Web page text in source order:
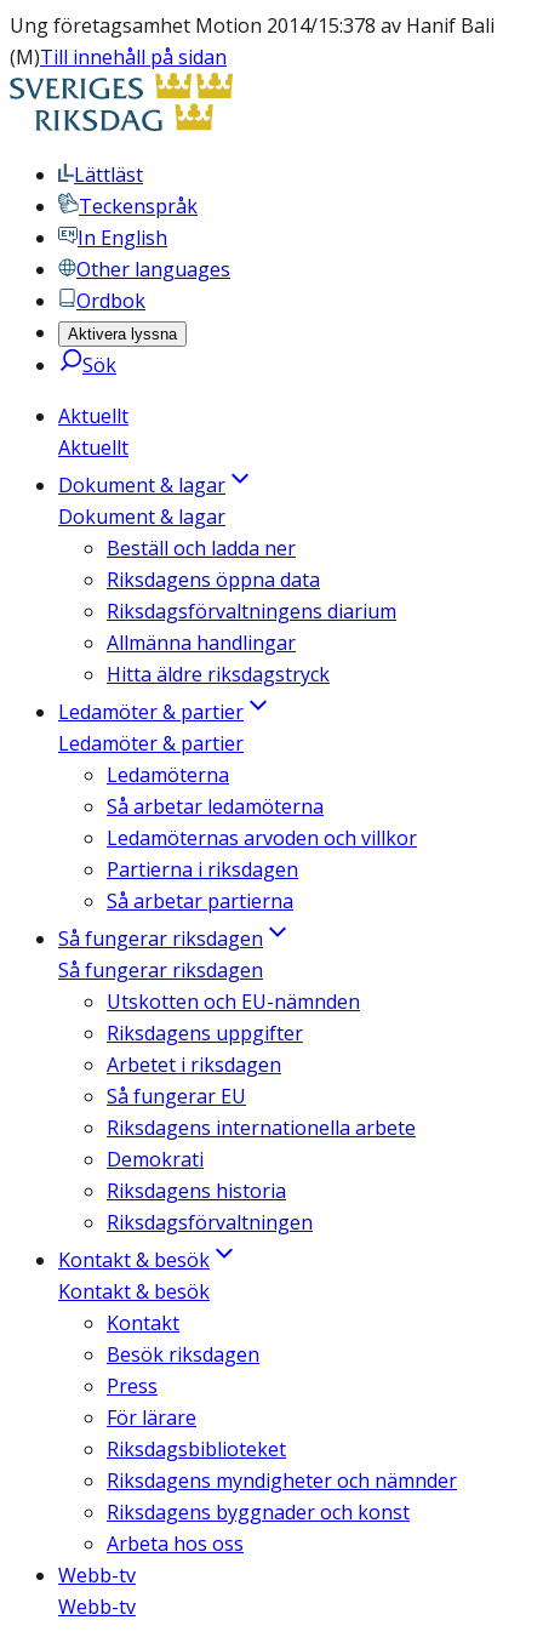
Ung företagsamhet Motion 2014/15:378 av Hanif Bali
(M)Till innehåll på sidan
Lättläst
Teckenspråk
In English
Other languages
Ordbok
Aktivera lyssna
Sök
Aktuellt
Aktuellt
Dokument & lagar
Dokument & lagar
Beställ och ladda ner
Riksdagens öppna data
Riksdagsförvaltningens diarium
Allmänna handlingar
Hitta äldre riksdagstryck
Ledamöter & partier
Ledamöter & partier
Ledamöterna
Så arbetar ledamöterna
Ledamöternas arvoden och villkor
Partierna i riksdagen
Så arbetar partierna
Så fungerar riksdagen
Så fungerar riksdagen
Utskotten och EU-nämnden
Riksdagens uppgifter
Arbetet i riksdagen
Så fungerar EU
Riksdagens internationella arbete
Demokrati
Riksdagens historia
Riksdagsförvaltningen
Kontakt & besök
Kontakt & besök
Kontakt
Besök riksdagen
Press
För lärare
Riksdagsbiblioteket
Riksdagens myndigheter och nämnder
Riksdagens byggnader och konst
Arbeta hos oss
Webb-tv
Webb-tv